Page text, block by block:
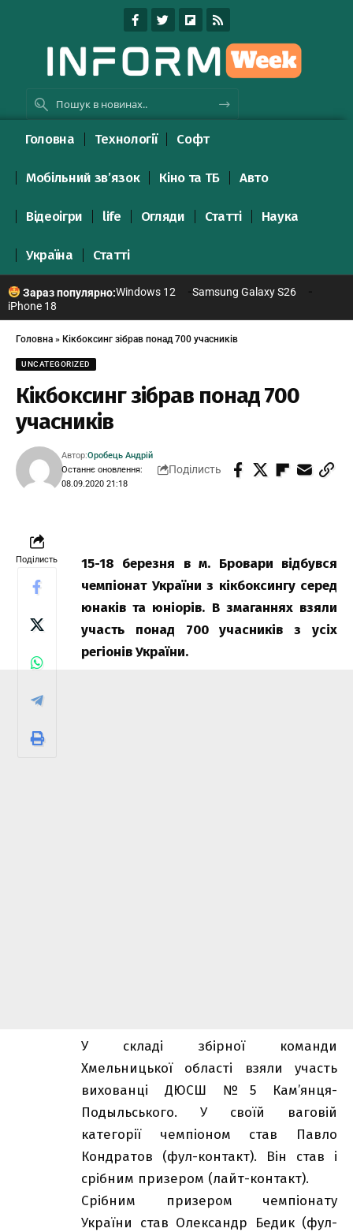
Головна Технології Софт
Мобільний зв’язок Кіно та ТБ Авто
Відеоігри life Огляди Статті Наука
Україна Статті
Зараз популярно:Windows 12
Samsung Galaxy S26
iPhone 18
Головна » Кікбоксинг зібрав понад 700 учасників
UNCATEGORIZED
Кікбоксинг зібрав понад 700
учасників
Останнє оновлення:
08.09.2020 21:18
Автор:Оробець Андрій
Поділисть
Поділисть
15-18 березня в м. Бровари відбувся
чемпіонат України з кікбоксингу серед
юнаків та юніорів. В змаганнях взяли
участь понад 700 учасників з усіх
регіонів України.
У складі збірної команди
Хмельницької області взяли участь
вихованці ДЮСШ №5 Кам’янця-
Подыльського. У своїй ваговій
категорії чемпіоном став Павло
Кондратов (фул-контакт). Він став і
срібним призером (лайт-контакт).
Срібним призером чемпіонату
України став Олександр Бедик (фул-